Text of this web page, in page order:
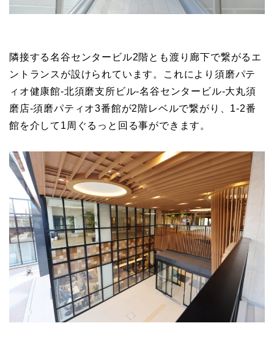
隣接する名谷センタービル2階とも渡り廊下で繋がるエ
ントランスが設けられています。これにより須磨パテ
ィオ健康館-北須磨支所ビル-名谷センタービル-大丸須
磨店-須磨パティオ3番館が2階レベルで繋がり、1-2番
館を介して1周ぐるっと回る事ができます。